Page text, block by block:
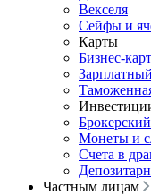
Векселя
Сейфы и
Карты
Бизнес-
Монеты и
Счета в
Частным лицам